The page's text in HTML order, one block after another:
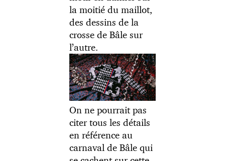
la moitié du maillot,
des dessins de la
crosse de Bâle sur
l’autre.
On ne pourrait pas
citer tous les détails
en référence au
carnaval de Bâle qui